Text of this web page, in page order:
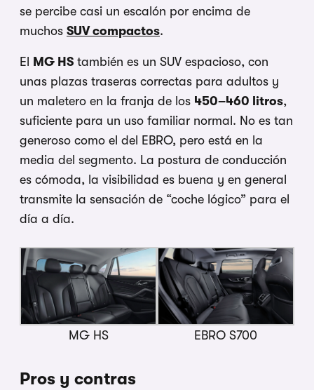
se percibe casi un escalón por encima de
muchos SUV compactos.
El MG HS también es un SUV espacioso, con
unas plazas traseras correctas para adultos y
un maletero en la franja de los 450–460 litros,
suficiente para un uso familiar normal. No es tan
generoso como el del EBRO, pero está en la
media del segmento. La postura de conducción
es cómoda, la visibilidad es buena y en general
transmite la sensación de “coche lógico” para el
día a día.
MG HS EBRO S700
Pros y contras